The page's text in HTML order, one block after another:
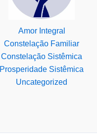
Amor Integral
Constelação Familiar
Constelação Sistêmica
Prosperidade Sistêmica
Uncategorized